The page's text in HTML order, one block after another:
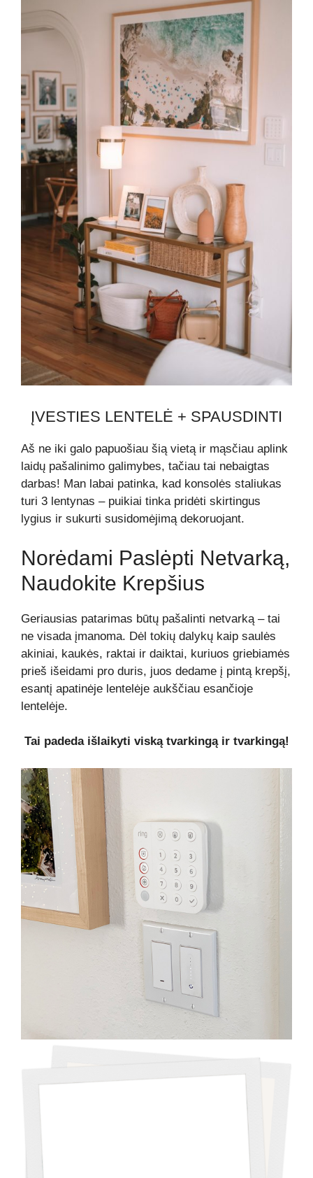
ĮVESTIES LENTELĖ + SPAUSDINTI
Aš ne iki galo papuošiau šią vietą ir mąsčiau aplink
laidų pašalinimo galimybes, tačiau tai nebaigtas
darbas! Man labai patinka, kad konsolės staliukas
turi 3 lentynas – puikiai tinka pridėti skirtingus
lygius ir sukurti susidomėjimą dekoruojant.
Norėdami Paslėpti Netvarką,
Naudokite Krepšius
Geriausias patarimas būtų pašalinti netvarką – tai
ne visada įmanoma. Dėl tokių dalykų kaip saulės
akiniai, kaukės, raktai ir daiktai, kuriuos griebiamės
prieš išeidami pro duris, juos dedame į pintą krepšį,
esantį apatinėje lentelėje aukščiau esančioje
lentelėje.
Tai padeda išlaikyti viską tvarkingą ir tvarkingą!